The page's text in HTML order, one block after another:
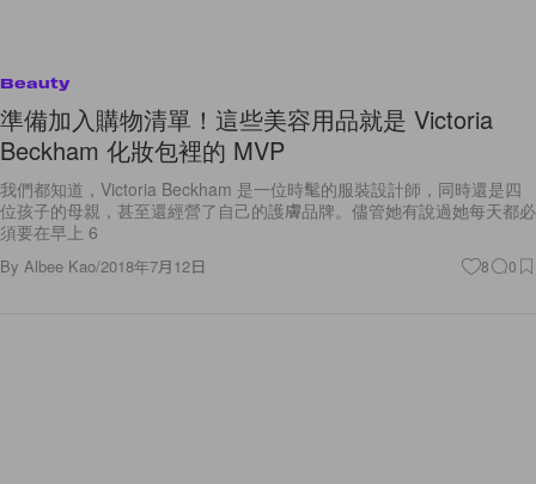
Beauty
準備加入購物清單！這些美容用品就是 Victoria
Beckham 化妝包裡的 MVP
我們都知道，Victoria Beckham 是一位時髦的服裝設計師，同時還是四
位孩子的母親，甚至還經營了自己的護膚品牌。儘管她有說過她每天都必
須要在早上 6
By Albee Kao/2018年7月12日 8 0